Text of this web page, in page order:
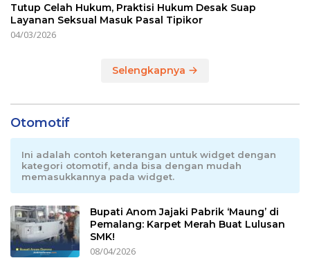
Tutup Celah Hukum, Praktisi Hukum Desak Suap
Layanan Seksual Masuk Pasal Tipikor
04/03/2026
Selengkapnya
Otomotif
Ini adalah contoh keterangan untuk widget dengan
kategori otomotif, anda bisa dengan mudah
memasukkannya pada widget.
Bupati Anom Jajaki Pabrik ‘Maung’ di
Pemalang: Karpet Merah Buat Lulusan
SMK!
08/04/2026